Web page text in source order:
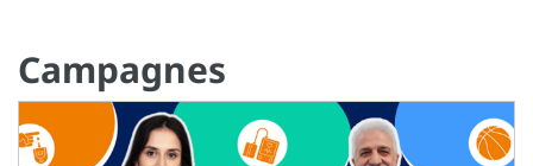
Campagnes